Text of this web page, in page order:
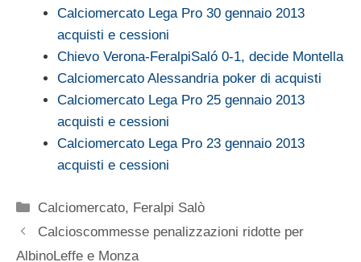
Calciomercato Lega Pro 30 gennaio 2013
acquisti e cessioni
Chievo Verona-FeralpiSaló 0-1, decide Montella
Calciomercato Alessandria poker di acquisti
Calciomercato Lega Pro 25 gennaio 2013
acquisti e cessioni
Calciomercato Lega Pro 23 gennaio 2013
acquisti e cessioni
Categorie
Calciomercato, Feralpi Salò
Calcioscommesse penalizzazioni ridotte per
AlbinoLeffe e Monza